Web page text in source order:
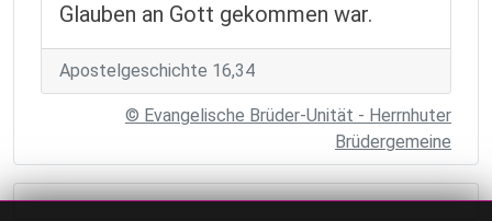
Glauben an Gott gekommen war.
Apostelgeschichte 16,34
© Evangelische Brüder-Unität - Herrnhuter
Brüdergemeine